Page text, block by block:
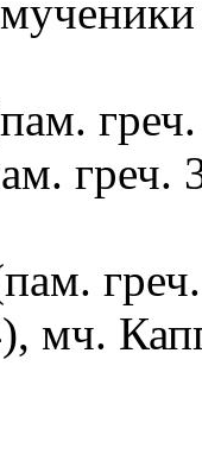
греч.
мч.